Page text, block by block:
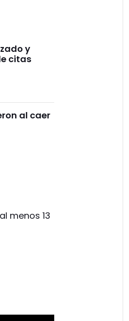
y
citas
al caer
menos 13